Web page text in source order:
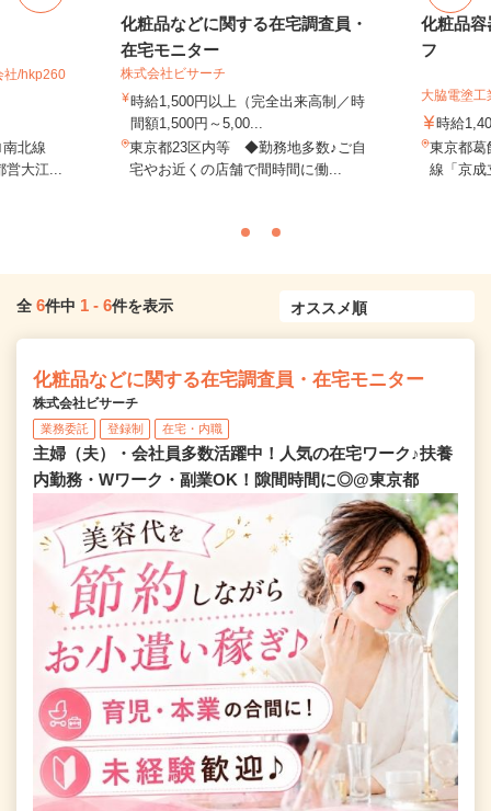
社/hkp260
北線
大江...
化粧品などに関する在宅調査員・
在宅モニター
株式会社ビサーチ
時給1,500円以上（完全出来高制／時
間額1,500円～5,00...
東京都23区内等 ◆勤務地多数♪ご自
宅やお近くの店舗で間時間に働...
化粧品容
フ
大脇電塗工
時給
東京都葛
線「京成
全 6件中 1 - 6件を表示
化粧品などに関する在宅調査員・在宅モニター
株式会社ビサーチ
業務委託 登録制 在宅・内職
主婦（夫）・会社員多数活躍中！人気の在宅ワーク♪扶養
内勤務・Wワーク・副業OK！隙間時間に◎@東京都